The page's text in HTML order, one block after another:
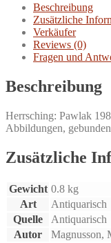
berühmtesten
Überlieferungen
Alten
Testaments
-
von
Archäologie
neu
Menge
Beschreibung
Zusätzliche
Verkäufer
Reviews (0)
Fragen und
Beschreibung
Herrsching: Pawlak
Abbildungen,
Zusätzliche
Gewicht 0.8 kg
Art
Antiquarisch
Quelle
Antiquarisch
Autor
Magnusson,